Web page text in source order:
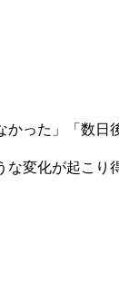
った」「数日
変化が起こ